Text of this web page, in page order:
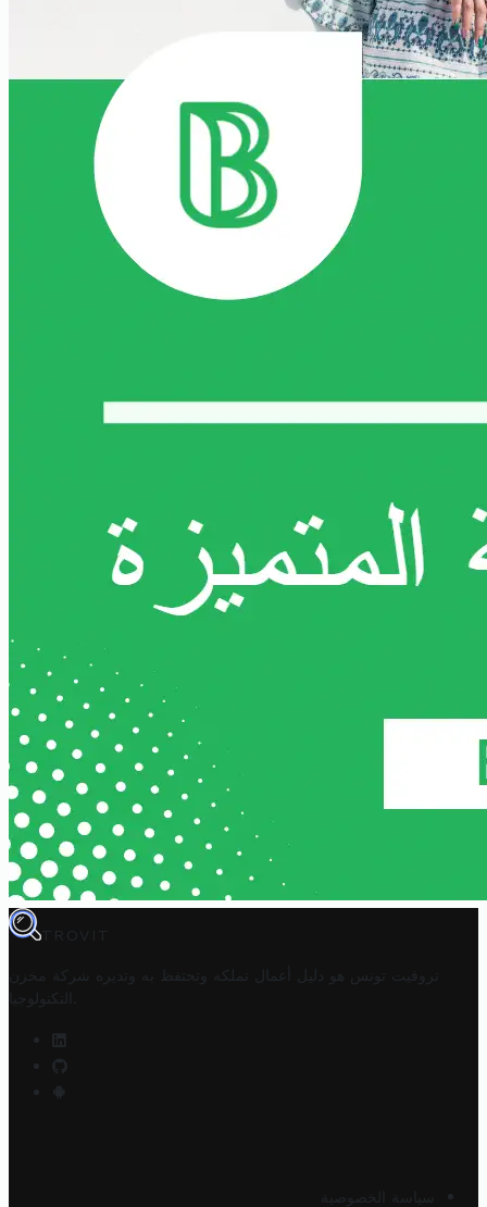
TROVIT
تروفيت تونس هو دليل أعمال تملكه وتحتفظ به وتديره
شركة مخزن
التكنولوجيا
سياسة الخصوصية